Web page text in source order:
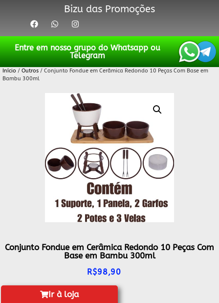
Bizu das Promoções
Entre em nosso grupo do Whatsapp ou
Telegram
Início / Outros / Conjunto Fondue em Cerâmica Redondo 10 Peças Com Base em
Bambu 300ml
Conjunto Fondue em Cerâmica Redondo 10 Peças Com
Base em Bambu 300ml
R$98,90
Ir à loja